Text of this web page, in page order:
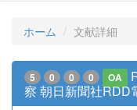
ホーム 文献詳細
5 0 0 0 OA
察 朝日新聞社RDD